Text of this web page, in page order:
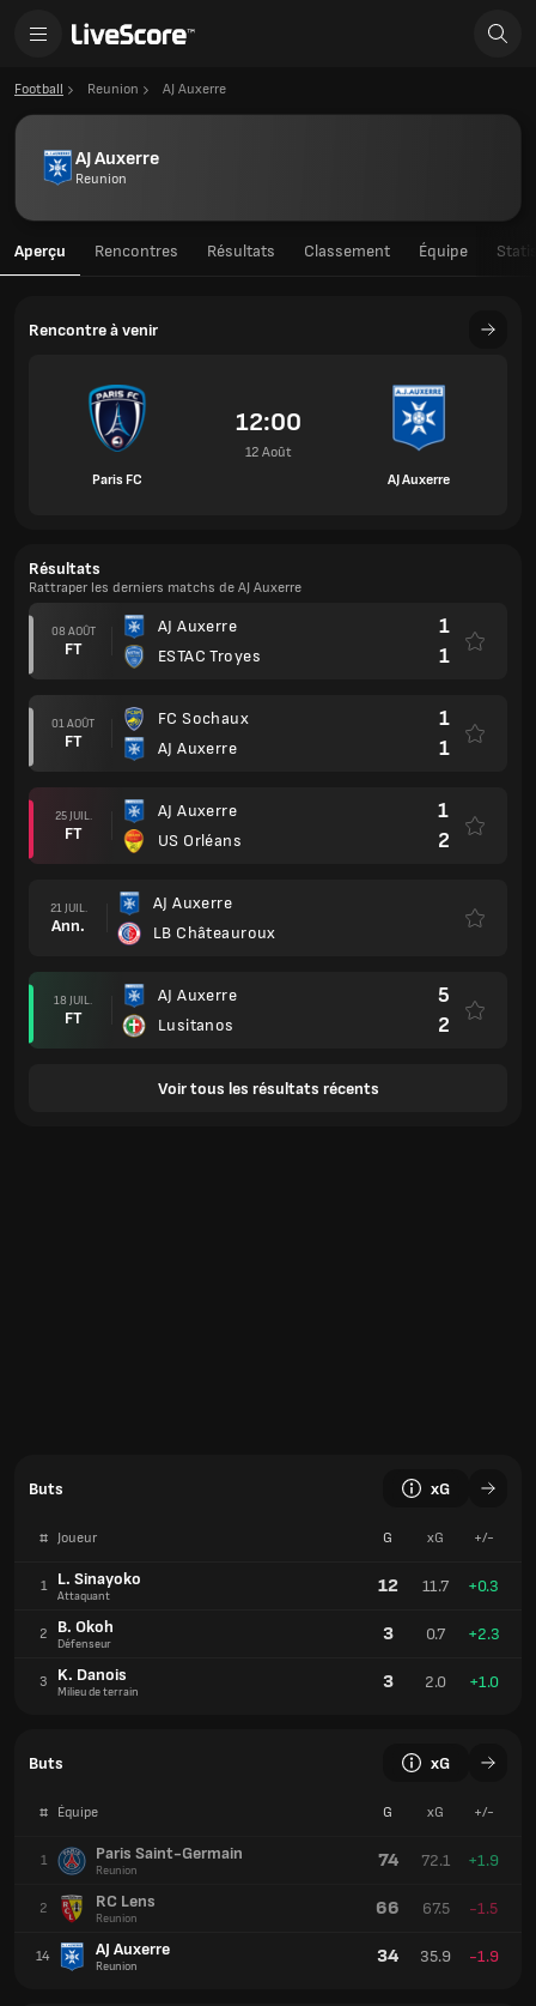
Football Reunion AJ Auxerre
AJ Auxerre
Reunion
Aperçu Rencontres Résultats Classement Équipe
Rencontre à venir
Paris FC
12:00
12 Août
AJ Auxerre
Résultats
Rattraper les derniers matchs de AJ Auxerre
08 AOÛT
FT
AJ Auxerre
ESTAC Troyes
1
1
01 AOÛT
FT
FC Sochaux
AJ Auxerre
1
1
25 JUIL.
FT
AJ Auxerre
US Orléans
1
2
21 JUIL.
Ann.
AJ Auxerre
LB Châteauroux
18 JUIL.
FT
AJ Auxerre
Lusitanos
5
2
Voir tous les résultats récents
Buts xG
# Joueur G xG +/-
1 L. Sinayoko
Attaquant 12 11.7 +0.3
2 B. Okoh
Défenseur 3 0.7 +2.3
3 K. Danois
Milieu de terrain 3 2.0 +1.0
Buts xG
# Équipe G xG +/-
1 Paris Saint-Germain
Reunion 74 72.1 +1.9
2 RC Lens
Reunion 66 67.5 -1.5
14 AJ Auxerre
Reunion 34 35.9 -1.9